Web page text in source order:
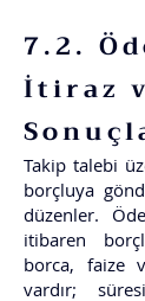
7.2.
İtiraz
Takip talebi
borçluya
düzenler.
itibaren
borca, faize
vardır;